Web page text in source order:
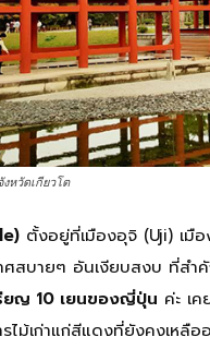
หวัดเกียวโต
ตั้งอยู่ที่เมืองอุจิ (Uji) เมื
ศสบายๆ อันเงียบสงบ ที่สำ
ยญ 10 เยนของญี่ปุ่น ค่ะ เ
ม้เก่าแก่สีแดงที่ยังคงเหลื